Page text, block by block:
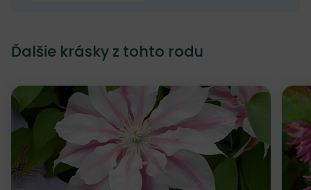
Ďalšie krásky z tohto rodu